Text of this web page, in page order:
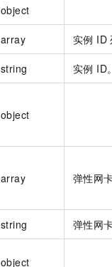
object
array 实例 ID
string 实例 ID。
object
array 弹性网
string 弹性网
object